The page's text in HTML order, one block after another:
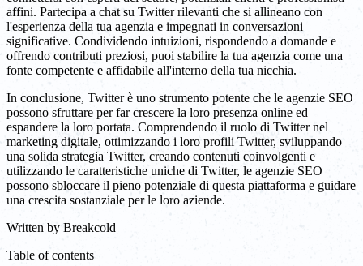
affini. Partecipa a chat su Twitter rilevanti che si allineano con
l'esperienza della tua agenzia e impegnati in conversazioni
significative. Condividendo intuizioni, rispondendo a domande e
offrendo contributi preziosi, puoi stabilire la tua agenzia come una
fonte competente e affidabile all'interno della tua nicchia.
In conclusione, Twitter è uno strumento potente che le agenzie SEO
possono sfruttare per far crescere la loro presenza online ed
espandere la loro portata. Comprendendo il ruolo di Twitter nel
marketing digitale, ottimizzando i loro profili Twitter, sviluppando
una solida strategia Twitter, creando contenuti coinvolgenti e
utilizzando le caratteristiche uniche di Twitter, le agenzie SEO
possono sbloccare il pieno potenziale di questa piattaforma e guidare
una crescita sostanziale per le loro aziende.
Written by Breakcold
Table of contents